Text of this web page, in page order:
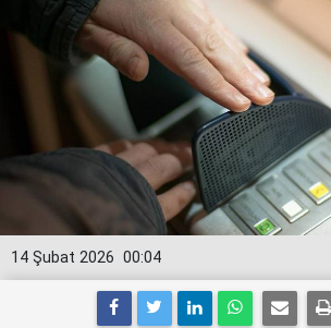
00:04
14 Şubat 2026